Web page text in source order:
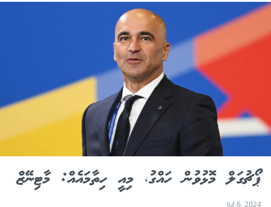
ޕޯޗުގަލް މޮޅުވުން ހައްގު، މިއީ ހިތާމައެއް: މާޓިނޭޒް
Jul 6, 2024